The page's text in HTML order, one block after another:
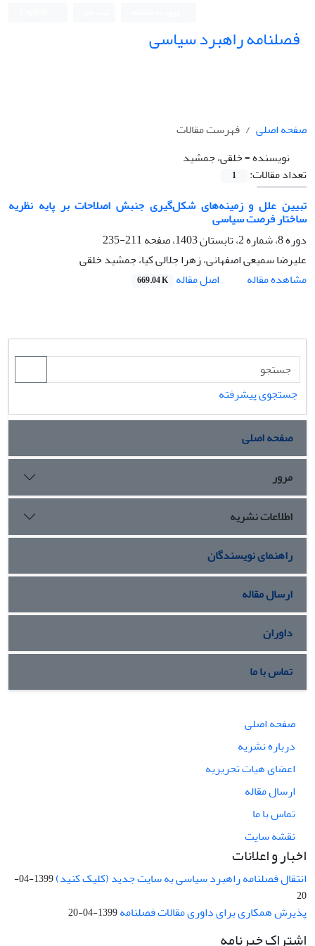
فصلنامه راهبرد سیاسی
صفحه اصلی
فهرست مقالات
نویسنده =خلقی، جمشید
تعداد مقالات:
1
تبیین علل و زمینه‌های شکل‌گیری جنبش اصلاحات بر پایه نظریه
ساختار فرصت‌ سیاسی
دوره 8، شماره 2، تابستان 1403، صفحه
211-235
علیرضا سمیعی اصفهانی، زهرا جلالی کیا، جمشید خلقی
مشاهده مقاله
اصل مقاله 669.04 K
جستجوی پیشرفته
صفحه اصلی
مرور
اطلاعات نشریه
راهنمای نویسندگان
ارسال مقاله
داوران
تماس با ما
صفحه اصلی
درباره نشریه
اعضای هیات تحریریه
ارسال مقاله
تماس با ما
نقشه سایت
اخبار و اعلانات
انتقال فصلنامه راهبرد سیاسی به سایت جدید (کلیک کنید)
1399-04-
20
پذیرش همکاری برای داوری مقالات فصلنامه1399-04-20
اشتراک خبرنامه